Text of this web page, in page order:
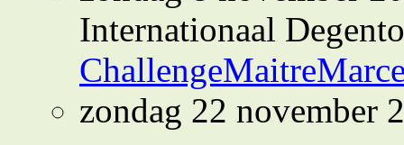
Internationaal
zondag 22 november